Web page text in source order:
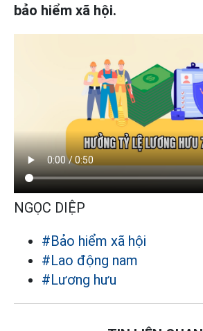
bảo hiểm xã hội.
NGỌC DIỆP
#Bảo hiểm xã hội
#Lao động nam
#Lương hưu